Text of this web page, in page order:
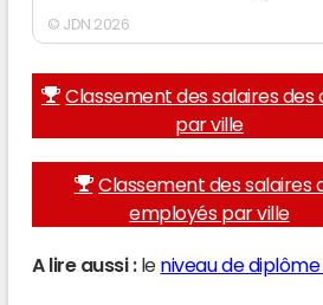
© JDN 2026
Classement des salaires des
par ville
Classement des salaires
employés par ville
A lire aussi :le niveau de diplôme